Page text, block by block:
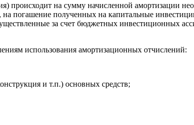
происходит на сумму начисленной амортизации
погашение полученных на капитальные
за счет бюджетных инвестиционных
использования амортизационных отчислений:
и т.п.) основных средств;